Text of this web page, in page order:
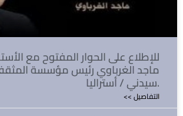
للإطلاع على الحوار المفتوح مع
ماجد الغرباوي رئيس مؤسسة
سيدني / أستراليا.
<< التفاصيل